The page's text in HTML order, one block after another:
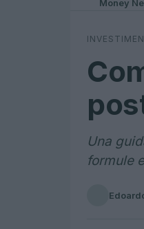
Money
Una
formule